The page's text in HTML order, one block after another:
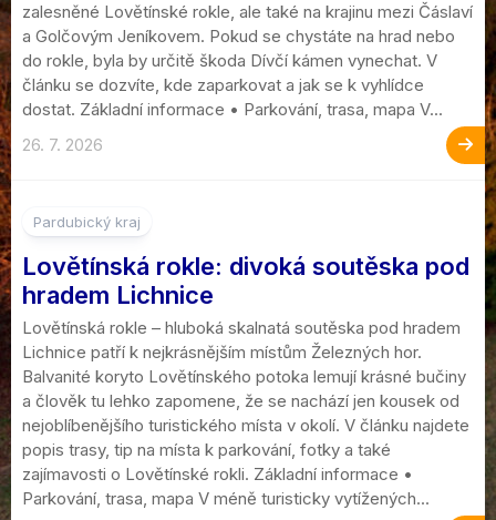
zalesněné Lovětínské rokle, ale také na krajinu mezi Čáslaví
a Golčovým Jeníkovem. Pokud se chystáte na hrad nebo
do rokle, byla by určitě škoda Dívčí kámen vynechat. V
článku se dozvíte, kde zaparkovat a jak se k vyhlídce
dostat. Základní informace • Parkování, trasa, mapa V...
26. 7. 2026
Pardubický kraj
Lovětínská rokle: divoká soutěska pod
hradem Lichnice
Lovětínská rokle – hluboká skalnatá soutěska pod hradem
Lichnice patří k nejkrásnějším místům Železných hor.
Balvanité koryto Lovětínského potoka lemují krásné bučiny
a člověk tu lehko zapomene, že se nachází jen kousek od
nejoblíbenějšího turistického místa v okolí. V článku najdete
popis trasy, tip na místa k parkování, fotky a také
zajímavosti o Lovětínské rokli. Základní informace •
Parkování, trasa, mapa V méně turisticky vytížených...